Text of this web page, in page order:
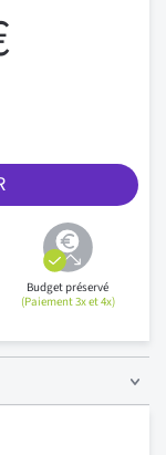
Budget préservé
(Paiement 3x et 4x)